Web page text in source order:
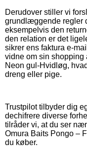
Derudover stiller vi
grundlæggende regler
eksempelvis den
den relation er det
sikrer ens faktura e-
vidne om sin shopping
Neon gul-Hvidløg,
dreng eller pige.
Trustpilot tilbyder dig
dechifrere diverse
tilråder vi, at du ser
Omura Baits Pongo –
du køber.